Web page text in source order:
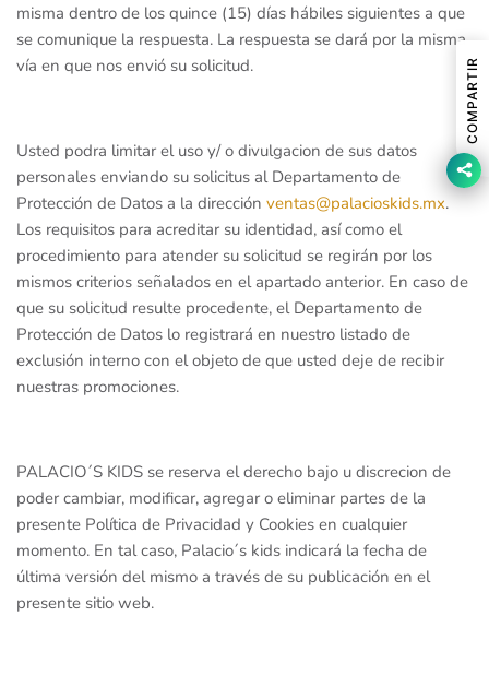
misma dentro de los quince (15) días hábiles siguientes a que
se comunique la respuesta. La respuesta se dará por la misma
vía en que nos envió su solicitud.
Usted podra limitar el uso y/ o divulgacion de sus datos
personales enviando su solicitus al Departamento de
Protección de Datos a la dirección ventas@palacioskids.mx.
Los requisitos para acreditar su identidad, así como el
procedimiento para atender su solicitud se regirán por los
mismos criterios señalados en el apartado anterior. En caso de
que su solicitud resulte procedente, el Departamento de
Protección de Datos lo registrará en nuestro listado de
exclusión interno con el objeto de que usted deje de recibir
nuestras promociones.
PALACIO´S KIDS se reserva el derecho bajo u discrecion de
poder cambiar, modificar, agregar o eliminar partes de la
presente Política de Privacidad y Cookies en cualquier
momento. En tal caso, Palacio´s kids indicará la fecha de
última versión del mismo a través de su publicación en el
presente sitio web.
COMPARTIR